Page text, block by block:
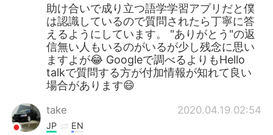
助け合いで成り立つ語学学習アプリだと僕
は認識しているので質問されたら丁寧に答
えるようにしています。 "ありがとう"の返
信無い人もいるのがいるが少し残念に思い
ますよが😂 Googleで調べるよりもHello
talkで質問する方が付加情報が知れて良い
場合があります😄
take 2020.04.19 02:54
JP EN